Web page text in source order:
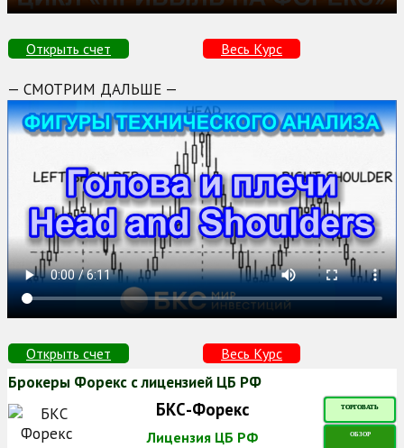
Открыть счет Весь Курс
— СМОТРИМ ДАЛЬШЕ —
Открыть счет Весь Курс
Брокеры Форекс с лицензией ЦБ РФ
БКС-Форекс ТОРГОВАТЬ
Лицензия ЦБ РФ ОБЗОР